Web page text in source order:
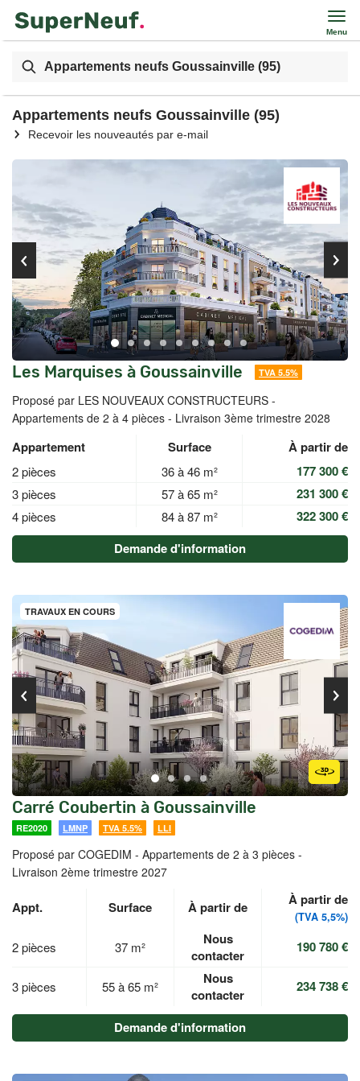
Menu
Appartements neufs Goussainville (95)
Appartements neufs Goussainville (95)
Recevoir les nouveautés par e-mail
Les Marquises à Goussainville TVA 5.5%
Proposé par LES NOUVEAUX CONSTRUCTEURS -
Appartements de 2 à 4 pièces - Livraison 3ème trimestre 2028
Appartement Surface À partir de
2 pièces 36 à 46 m² 177 300 €
3 pièces 57 à 65 m² 231 300 €
4 pièces 84 à 87 m²
322 300 €
Demande d'information
TRAVAUX EN COURS
Carré Coubertin à Goussainville
RE2020 LMNP TVA 5.5% LLI
Proposé par COGEDIM - Appartements de 2 à 3 pièces -
Livraison 2ème trimestre 2027
Appt. Surface À partir de À partir de
(TVA 5,5%)
2 pièces 37 m²
Nous
contacter
190 780 €
3 pièces 55 à 65 m²
Nous
contacter
234 738 €
Demande d'information